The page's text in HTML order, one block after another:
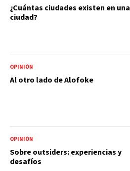
¿Cuántas ciudades existen en una
ciudad?
OPINIÓN
Al otro lado de Alofoke
OPINIÓN
Sobre outsiders: experiencias y
desafíos